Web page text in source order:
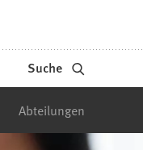
Suche
Abteilungen